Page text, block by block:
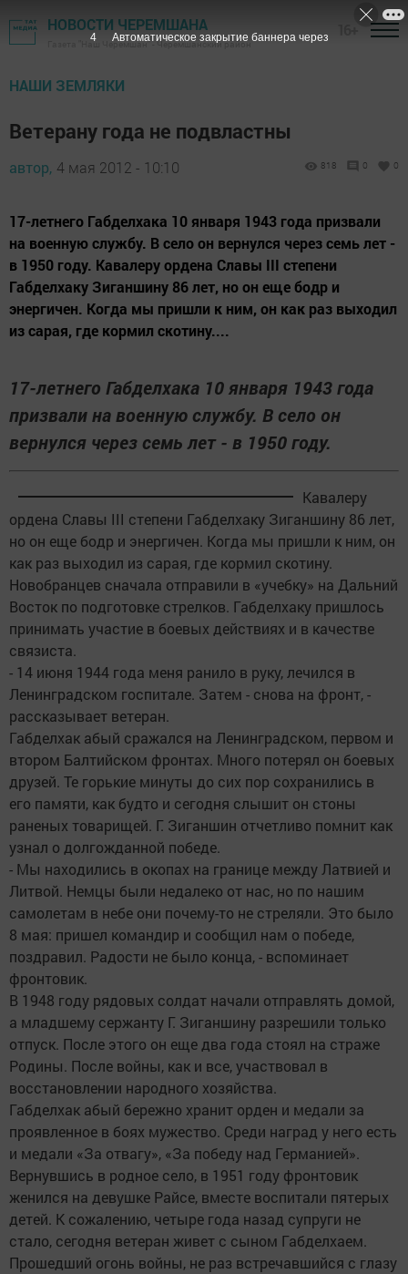
НОВОСТИ ЧЕРЕМШАНА
Газета "Наш Черемшан" - Черемшанский район
НАШИ ЗЕМЛЯКИ
Ветерану года не подвластны
автор, 4 мая 2012 - 10:10 818 0 0
17-летнего Габделхака 10 января 1943 года призвали
на военную службу. В село он вернулся через семь лет -
в 1950 году. Кавалеру ордена Славы III степени
Габделхаку Зиганшину 86 лет, но он еще бодр и
энергичен. Когда мы пришли к ним, он как раз выходил
из сарая, где кормил скотину....
17-летнего Габделхака 10 января 1943 года
призвали на военную службу. В село он
вернулся через семь лет - в 1950 году.
Кавалеру
ордена Славы III степени Габделхаку Зиганшину 86 лет,
но он еще бодр и энергичен. Когда мы пришли к ним, он
как раз выходил из сарая, где кормил скотину.
Новобранцев сначала отправили в «учебку» на Дальний
Восток по подготовке стрелков. Габделхаку пришлось
принимать участие в боевых действиях и в качестве
связиста.
- 14 июня 1944 года меня ранило в руку, лечился в
Ленинградском госпитале. Затем - снова на фронт, -
рассказывает ветеран.
Габделхак абый сражался на Ленинградском, первом и
втором Балтийском фронтах. Много потерял он боевых
друзей. Те горькие минуты до сих пор сохранились в
его памяти, как будто и сегодня слышит он стоны
раненых товарищей. Г. Зиганшин отчетливо помнит как
узнал о долгожданной победе.
- Мы находились в окопах на границе между Латвией и
Литвой. Немцы были недалеко от нас, но по нашим
самолетам в небе они почему-то не стреляли. Это было
8 мая: пришел командир и сообщил нам о победе,
поздравил. Радости не было конца, - вспоминает
фронтовик.
В 1948 году рядовых солдат начали отправлять домой,
а младшему сержанту Г. Зиганшину разрешили только
отпуск. После этого он еще два года стоял на страже
Родины. После войны, как и все, участвовал в
восстановлении народного хозяйства.
Габделхак абый бережно хранит орден и медали за
проявленное в боях мужество. Среди наград у него есть
и медали «За отвагу», «За победу над Германией».
Вернувшись в родное село, в 1951 году фронтовик
женился на девушке Райсе, вместе воспитали пятерых
детей. К сожалению, четыре года назад супруги не
стало, сегодня ветеран живет с сыном Габделхаем.
Прошедший огонь войны, не раз встречавшийся с глазу
3 Автоматическое закрытие баннера через